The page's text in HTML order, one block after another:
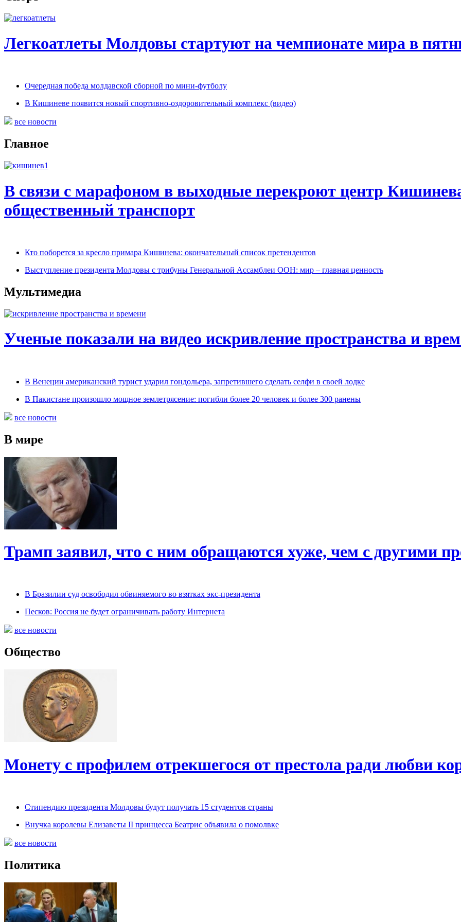
Легкоатлеты Молдовы стартуют на чемпионате мира в
Очередная победа молдавской сборной по мини-футболу
В Кишиневе появится новый спортивно-оздоровительный комплекс (видео)
все новости
Главное
В связи с марафоном в выходные перекроют центр
общественный транспорт
Кто поборется за кресло примара Кишинева: окончательный список претендентов
Выступление президента Молдовы с трибуны Генеральной Ассамблеи ООН: мир – главная ценность
Мультимедиа
Ученые показали на видео искривление пространства и
В Венеции американский турист ударил гондольера, запретившего сделать селфи в своей лодке
В Пакистане произошло мощное землетрясение: погибли более 20 человек и более 300 ранены
все новости
В мире
Трамп заявил, что с ним обращаются хуже, чем с другими
В Бразилии суд освободил обвиняемого во взятках экс-президента
Песков: Россия не будет ограничивать работу Интернета
все новости
Общество
Монету с профилем отрекшегося от престола ради любви
Стипендию президента Молдовы будут получать 15 студентов страны
Внучка королевы Елизаветы II принцесса Беатрис объявила о помолвке
все новости
Политика